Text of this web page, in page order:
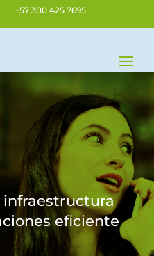
+57 300 425 7695
infraestructura
eficiente